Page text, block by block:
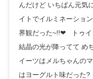
んだけどㅤㅤㅤㅤㅤㅤㅤㅤㅤㅤㅤㅤㅤㅤㅤㅤㅤㅤㅤㅤㅤㅤㅤㅤㅤㅤ い
イトでイルミネーション?!みたい
界観だった~!!❤︎ ㅤㅤㅤㅤㅤㅤㅤㅤㅤㅤㅤㅤㅤ
結晶の光が降っててㅤㅤㅤㅤㅤㅤㅤㅤㅤㅤㅤㅤㅤ めちゃく
イーツはメルちゃんのマシュマロ
はヨーグルト味だった?（雑ㅤㅤㅤㅤㅤㅤㅤㅤㅤㅤㅤㅤㅤㅤㅤㅤㅤㅤ